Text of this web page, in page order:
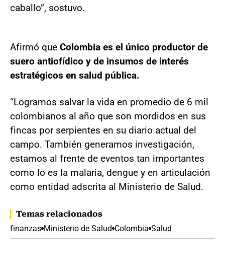
caballo”, sostuvo.
Afirmó que Colombia es el único productor de
suero antiofídico y de insumos de interés
estratégicos en salud pública.
“Logramos salvar la vida en promedio de 6 mil
colombianos al año que son mordidos en sus
fincas por serpientes en su diario actual del
campo. También generamos investigación,
estamos al frente de eventos tan importantes
como lo es la malaria, dengue y en articulación
como entidad adscrita al Ministerio de Salud.
Temas relacionados
finanzas Ministerio de Salud Colombia Salud